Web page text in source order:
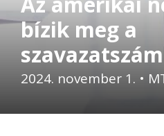
bízik meg a
2024. november 1. •